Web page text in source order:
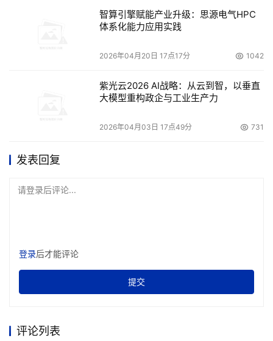
智算引擎赋能产业升级：思源电气HPC
体系化能力应用实践
2026年04月20日 17点17分 1042
紫光云2026 AI战略：从云到智，以垂直
大模型重构政企与工业生产力
2026年04月03日 17点49分 731
发表回复
请登录后评论...
登录后才能评论
提交
评论列表